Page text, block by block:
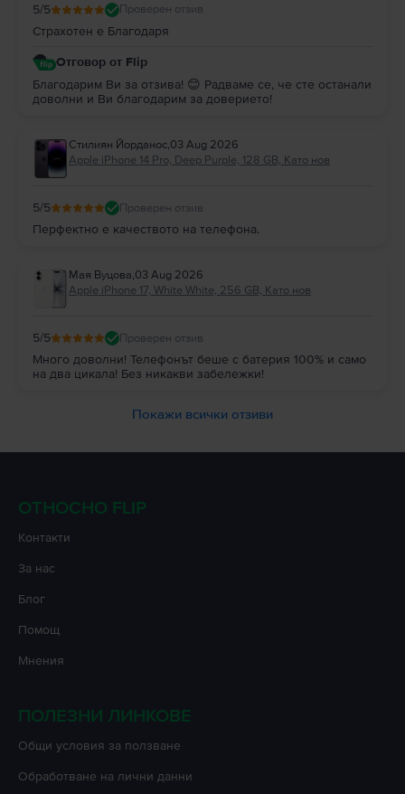
5/5 Проверен отзив
Страхотен е Благодаря
Отговор от Flip
Благодарим Ви за отзива! 😊 Радваме се, че сте останали
доволни и Ви благодарим за доверието!
Стилиян Йорданос,03 Aug 2026
Apple iPhone 14 Pro, Deep Purple, 128 GB, Като нов
5/5 Проверен отзив
Перфектно е качеството на телефона.
Мая Вуцова,03 Aug 2026
Apple iPhone 17, White White, 256 GB, Като нов
5/5 Проверен отзив
Много доволни! Телефонът беше с батерия 100% и само
на два цикала! Без никакви забележки!
Покажи всички отзиви
ОТНОСНО FLIP
Контакти
За нас
Блог
Помощ
Мнения
ПОЛЕЗНИ ЛИНКОВЕ
Oбщи условия за ползване
Oбработване на лични данни